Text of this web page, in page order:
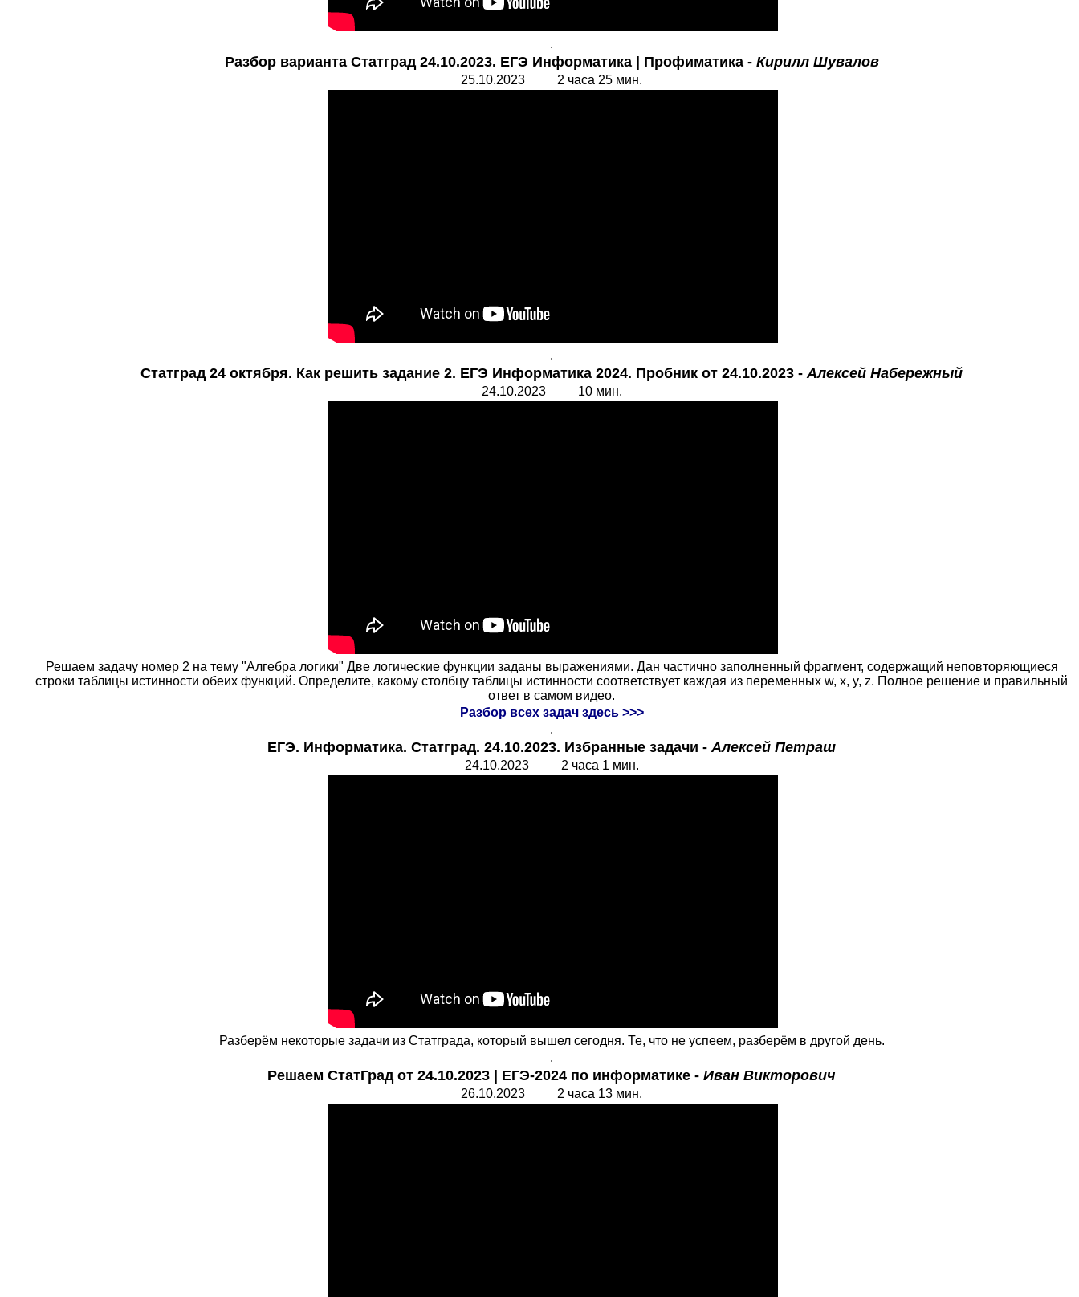
.
Разбор варианта Статград 24.10.2023. ЕГЭ Информатика | Профиматика - Кирилл Шувалов
25.10.2023 2 часа 25 мин.
.
Статград 24 октября. Как решить задание 2. ЕГЭ Информатика 2024. Пробник от 24.10.2023 -Алексей Набережный
24.10.2023 10 мин.
Решаем задачу номер 2 на тему "Алгебра логики" Две логические функции заданы выражениями. Дан частично заполненный фрагмент, содержащий неповторяющиеся
строки таблицы истинности обеих функций. Определите, какому столбцу таблицы истинности соответствует каждая из переменных w, x, y, z. Полное решение и правильный
ответ в самом видео.
Разбор всех задач здесь >>>
.
ЕГЭ. Информатика. Статград. 24.10.2023. Избранные задачи -Алексей Петраш
24.10.2023 2 часа 1 мин.
Разберём некоторые задачи из Статграда, который вышел сегодня. Те, что не успеем, разберём в другой день.
.
Решаем СтатГрад от 24.10.2023 | ЕГЭ-2024 по информатике - Иван Викторович
26.10.2023 2 часа 13 мин.